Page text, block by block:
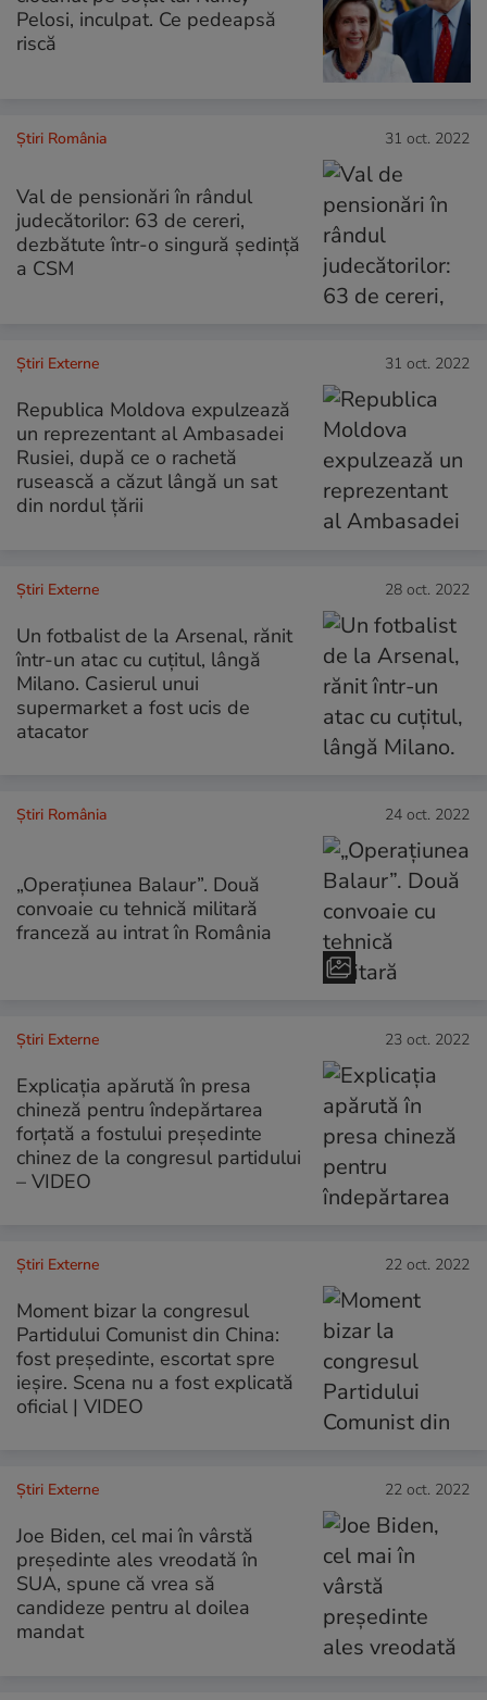
Pelosi, inculpat. Ce pedeapsă
riscă
Știri România 31 oct. 2022
Val de pensionări în rândul
judecătorilor: 63 de cereri,
dezbătute într-o singură ședință
a CSM
Știri Externe 31 oct. 2022
Republica Moldova expulzează
un reprezentant al Ambasadei
Rusiei, după ce o rachetă
rusească a căzut lângă un sat
din nordul țării
Știri Externe 28 oct. 2022
Un fotbalist de la Arsenal, rănit
într-un atac cu cuțitul, lângă
Milano. Casierul unui
supermarket a fost ucis de
atacator
Știri România 24 oct. 2022
„Operațiunea Balaur”. Două
convoaie cu tehnică militară
franceză au intrat în România
Știri Externe 23 oct. 2022
Explicația apărută în presa
chineză pentru îndepărtarea
forțată a fostului președinte
chinez de la congresul partidului
– VIDEO
Știri Externe 22 oct. 2022
Moment bizar la congresul
Partidului Comunist din China:
fost președinte, escortat spre
ieșire. Scena nu a fost explicată
oficial | VIDEO
Știri Externe 22 oct. 2022
Joe Biden, cel mai în vârstă
președinte ales vreodată în
SUA, spune că vrea să
candideze pentru al doilea
mandat